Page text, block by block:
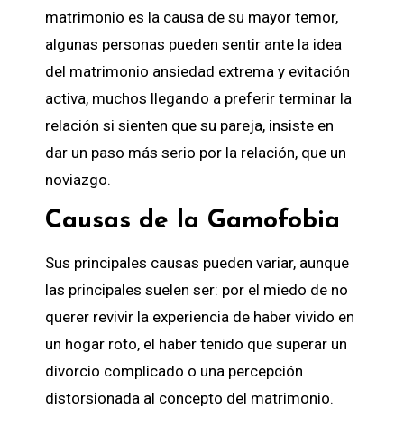
matrimonio es la causa de su mayor temor,
algunas personas pueden sentir ante la idea
del matrimonio ansiedad extrema y evitación
activa, muchos llegando a preferir terminar la
relación si sienten que su pareja, insiste en
dar un paso más serio por la relación, que un
noviazgo.
Causas de la Gamofobia
Sus principales causas pueden variar, aunque
las principales suelen ser: por el miedo de no
querer revivir la experiencia de haber vivido en
un hogar roto, el haber tenido que superar un
divorcio complicado o una percepción
distorsionada al concepto del matrimonio.